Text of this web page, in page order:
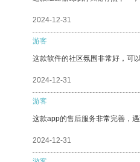
2024-12-31
游客
这款软件的社区氛围非常好，可
2024-12-31
游客
这款app的售后服务非常完善，
2024-12-31